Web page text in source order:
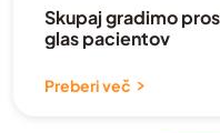
Skupaj gradimo
glas pacientov
Preberi več